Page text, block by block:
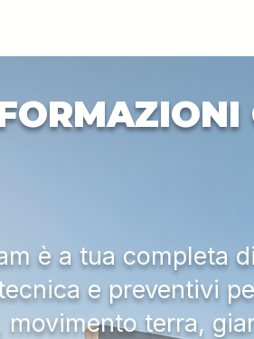
è a tua completa
e preventivi
terra,